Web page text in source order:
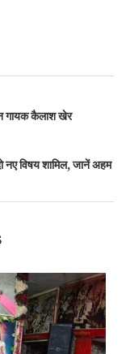
गायक कैलाश खेर
विषय शामिल, जानें अहम